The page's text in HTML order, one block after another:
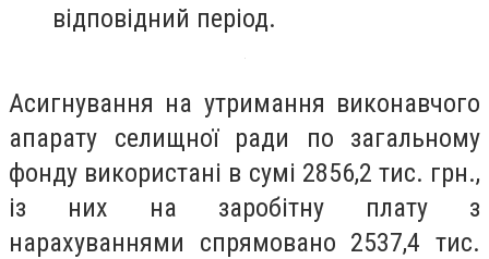
відповідний період.
Асигнування на утримання виконавчого
апарату селищної ради по загальному
фонду використані в сумі 2856,2 тис. грн.,
із них на заробітну плату з
нарахуваннями спрямовано 2537,4 тис.